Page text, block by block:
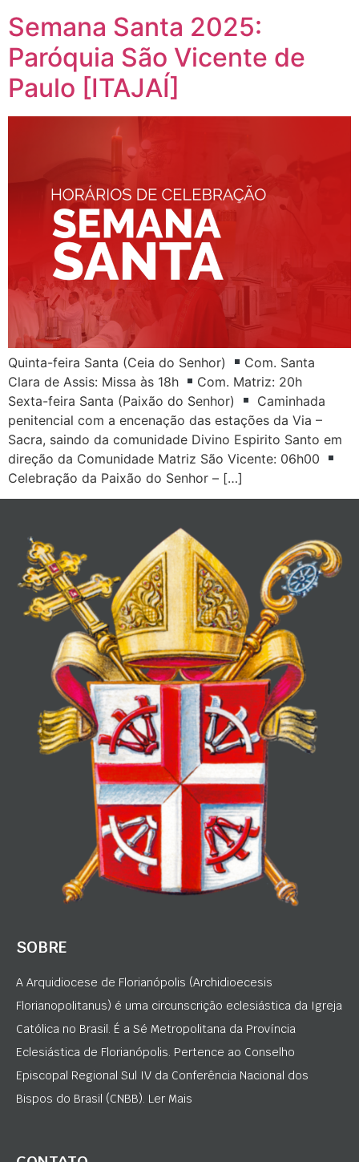
Semana Santa 2025:
Paróquia São Vicente de
Paulo [ITAJAÍ]
Quinta-feira Santa (Ceia do Senhor)
Com. Santa
Clara de Assis: Missa às 18h
Com. Matriz: 20h
Sexta-feira Santa (Paixão do Senhor)
Caminhada
penitencial com a encenação das estações da Via –
Sacra, saindo da comunidade Divino Espirito Santo em
direção da Comunidade Matriz São Vicente: 06h00
Celebração da Paixão do Senhor – […]
SOBRE
A Arquidiocese de Florianópolis (Archidioecesis
Florianopolitanus) é uma circunscrição eclesiástica da Igreja
Católica no Brasil. É a Sé Metropolitana da Província
Eclesiástica de Florianópolis. Pertence ao Conselho
Episcopal Regional Sul IV da Conferência Nacional dos
Bispos do Brasil (CNBB). Ler Mais